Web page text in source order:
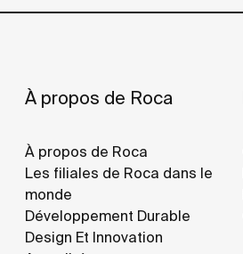
À propos de Roca
À propos de Roca
Les filiales de Roca dans le
monde
Développement Durable
Design Et Innovation